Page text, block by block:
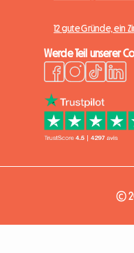
12 gute Gründe, ein
Werde Teil unserer
©